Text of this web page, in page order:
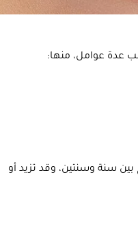
عدة عوامل، منها:
بين سنة وسنتين، وقد تزيد أو